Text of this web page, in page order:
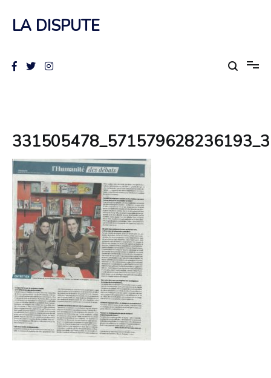
contenu
LA DISPUTE